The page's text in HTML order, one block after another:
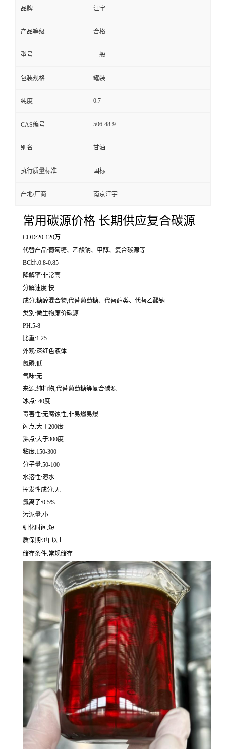
品牌 江宇
产品等级 合格
型号 一般
包装规格 罐装
纯度 0.7
CAS编号 506-48-9
别名 甘油
执行质量标准 国标
产地/厂商 南京江宇
常用碳源价格 长期供应复合碳源
COD:20-120万
代替产品:葡萄糖、乙酸钠、甲醇、复合碳源等
BC比:0.8-0.85
降解率:非常高
分解速度:快
成分:糖醇混合物,代替葡萄糖、代替醇类、代替乙酸钠
类别:微生物廉价碳源
PH:5-8
比重:1.25
外观:深红色液体
氮磷:低
气味:无
来源:纯植物,代替葡萄糖等复合碳源
冰点:-40度
毒害性:无腐蚀性,非易燃易爆
闪点:大于200度
沸点:大于300度
粘度:150-300
分子量:50-100
水溶性:溶水
挥发性成分:无
氯离子:0.5%
污泥量:小
驯化时间:短
质保期:3年以上
储存条件:常规储存